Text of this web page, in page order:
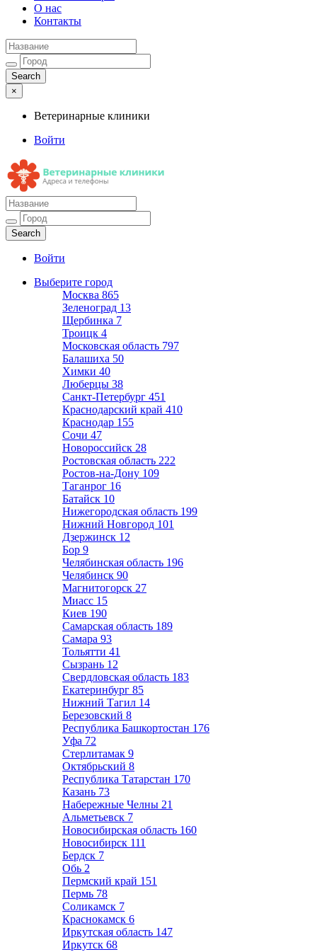
О нас
Контакты
×
Ветеринарные клиники
Войти
Ветеринарные клиники
Адреса и телефоны
Войти
Выберите город
Москва 865
Зеленоград 13
Щербинка 7
Троицк 4
Московская область 797
Балашиха 50
Химки 40
Люберцы 38
Санкт-Петербург 451
Краснодарский край 410
Краснодар 155
Сочи 47
Новороссийск 28
Ростовская область 222
Ростов-на-Дону 109
Таганрог 16
Батайск 10
Нижегородская область 199
Нижний Новгород 101
Дзержинск 12
Бор 9
Челябинская область 196
Челябинск 90
Магнитогорск 27
Миасс 15
Киев 190
Самарская область 189
Самара 93
Тольятти 41
Сызрань 12
Свердловская область 183
Екатеринбург 85
Нижний Тагил 14
Березовский 8
Республика Башкортостан 176
Уфа 72
Стерлитамак 9
Октябрьский 8
Республика Татарстан 170
Казань 73
Набережные Челны 21
Альметьевск 7
Новосибирская область 160
Новосибирск 111
Бердск 7
Обь 2
Пермский край 151
Пермь 78
Соликамск 7
Краснокамск 6
Иркутская область 147
Иркутск 68